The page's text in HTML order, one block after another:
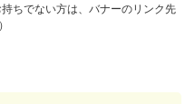
ちでない方は、バナーのリンク先